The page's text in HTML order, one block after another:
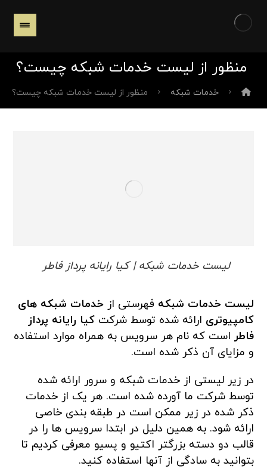
منظور از لیست خدمات شبکه چیست؟
خدمات شبکه منظور از لیست خدمات شبکه چیست؟
لیست خدمات شبکه | کیا رایانه پرداز فاطر
لیست خدمات شبکه فهرستی ازخدمات شبکه های
کامپیوتری ارائه شده توسط شرکتکیا رایانه پرداز
فاطر است که نام هر سرویس به همراه موارد استفاده
و مزایای آن ذکر شده است.
در زیر لیستی از خدمات شبکه و سرور ارائه شده
توسط شرکت ما آورده شده است. هر یک از خدمات
ذکر شده در زیر ممکن است در طبقه بندی خاصی
ارائه شود. به همین دلیل در ابتدا سرویس ها را در
قالب دو دسته بزرگتر اکتیو و پسیو معرفی کردیم تا
بتوانید به سادگی از آنها استفاده کنید.